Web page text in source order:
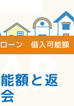
ーン 借入可能額
額と返